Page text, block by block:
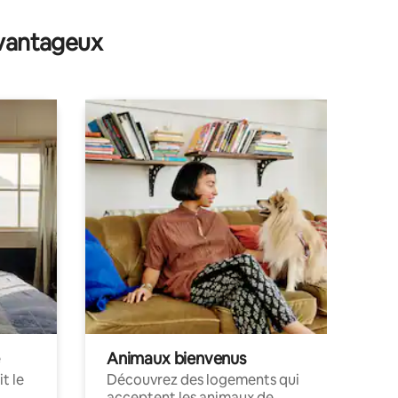
le
Animaux bienvenus
Découvrez des logements qui